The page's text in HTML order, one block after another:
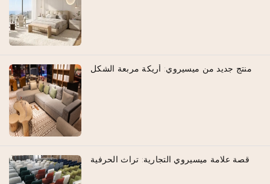
منتج جديد من ميسيروي: أريكة مربعة الشكل
قصة علامة ميسيروي التجارية: تراث الحرفية